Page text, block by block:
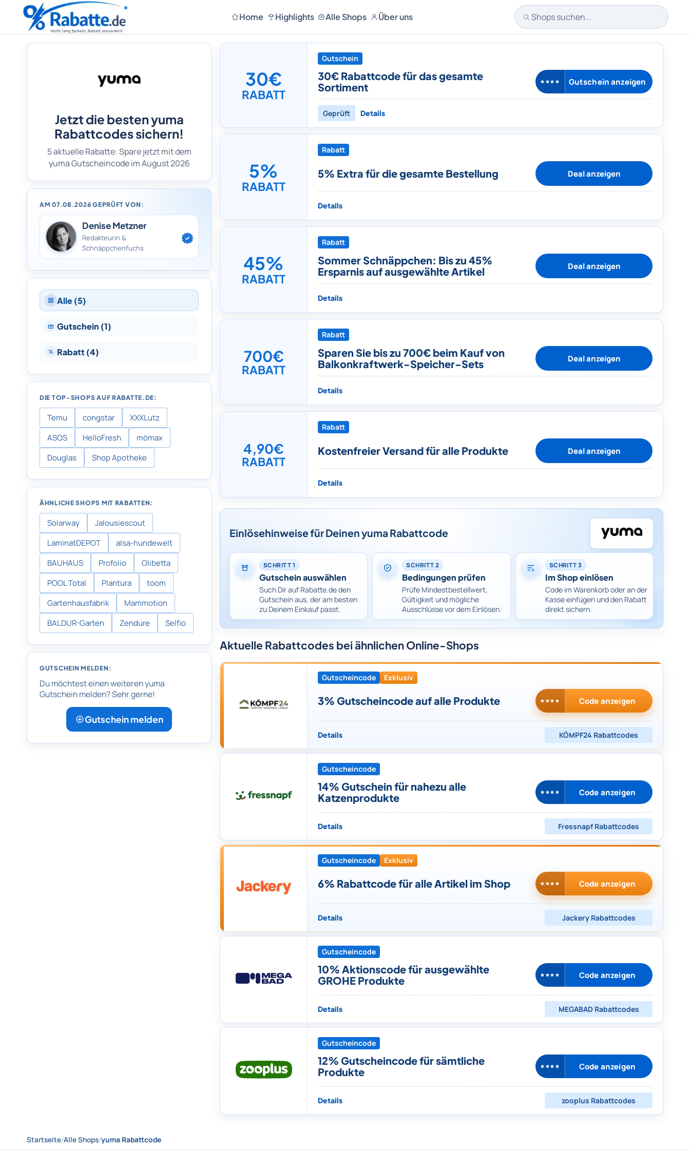
Home Highlights Alle Shops Über uns Shops suchen
Jetzt die besten yuma
Rabattcodes sichern!
5 aktuelle Rabatte: Spare jetzt mit dem
yuma Gutscheincode im August 2026
AM 07.08.2026 GEPRÜFT VON:
Denise Metzner
Redakteurin &
Schnäppchenfuchs
Alle (5)
Gutschein (1)
Rabatt (4)
DIE TOP-SHOPS AUF RABATTE.DE:
Temu congstar
XXXLutz
ASOS
HelloFresh
mömax
Douglas
Shop Apotheke
ÄHNLICHE SHOPS MIT RABATTEN:
Solarway
Jalousiescout
LaminatDEPOT
alsa-hundewelt
BAUHAUS
Profolio
Olibetta
POOL Total
Plantura
toom
Gartenhausfabrik
Mammotion
BALDUR-Garten
Zendure Selfio
GUTSCHEIN MELDEN:
Du möchtest einen weiteren yuma
Gutschein melden? Sehr gerne!
Gutschein melden
30€
RABATT
Gutschein
30€ Rabattcode für das gesamte
Sortiment
**** Gutschein anzeigen
Geprüft Details
5%
RABATT
Rabatt
5% Extra für die gesamte Bestellung Deal anzeigen
Details
45%
RABATT
Rabatt
Sommer Schnäppchen: Bis zu 45%
Ersparnis auf ausgewählte Artikel
Deal anzeigen
Details
700€
RABATT
Rabatt
Sparen Sie bis zu 700€ beim Kauf von
Balkonkraftwerk-Speicher-Sets
Deal anzeigen
Details
4,90€
RABATT
Rabatt
Kostenfreier Versand für alle Produkte Deal anzeigen
Details
Einlösehinweise für Deinen yuma Rabattcode
SCHRITT 1
Gutschein auswählen
Such Dir auf Rabatte.de den
Gutschein aus, der am besten
zu Deinem Einkauf passt.
SCHRITT 2
Bedingungen prüfen
Prüfe Mindestbestellwert,
Gültigkeit und mögliche
Ausschlüsse vor dem Einlösen.
SCHRITT 3
Im Shop einlösen
Code im Warenkorb oder an der
Kasse einfügen und den Rabatt
direkt sichern.
Aktuelle Rabattcodes bei ähnlichen Online-Shops
Gutscheincode Exklusiv
3% Gutscheincode auf alle Produkte **** Code anzeigen
Details KÖMPF24 Rabattcodes
Gutscheincode
14% Gutschein für nahezu alle
Katzenprodukte
**** Code anzeigen
Details Fressnapf Rabattcodes
Gutscheincode Exklusiv
6% Rabattcode für alle Artikel im Shop **** Code anzeigen
Details JackeryRabattcodes
Gutscheincode
10% Aktionscode für ausgewählte
GROHE Produkte
**** Code anzeigen
Details MEGABAD Rabattcodes
Gutscheincode
12% Gutscheincode für sämtliche
Produkte
**** Code anzeigen
Details zooplus Rabattcodes
Startseite/Alle Shops/yuma Rabattcode